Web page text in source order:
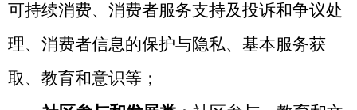
可持续消费、消费者服务支持及投诉和争议处
理、消费者信息的保护与隐私、基本服务获
取、教育和意识等；